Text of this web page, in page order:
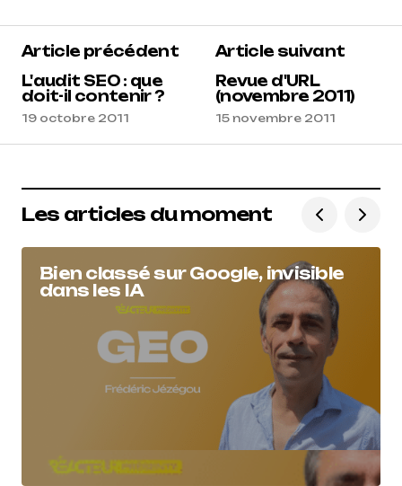
Article précédent
L'audit SEO : que
doit-il contenir ?
19 octobre 2011
Article suivant
Revue d'URL
(novembre 2011)
15 novembre 2011
Les articles du moment
Bien classé sur Google, invisible
dans les IA